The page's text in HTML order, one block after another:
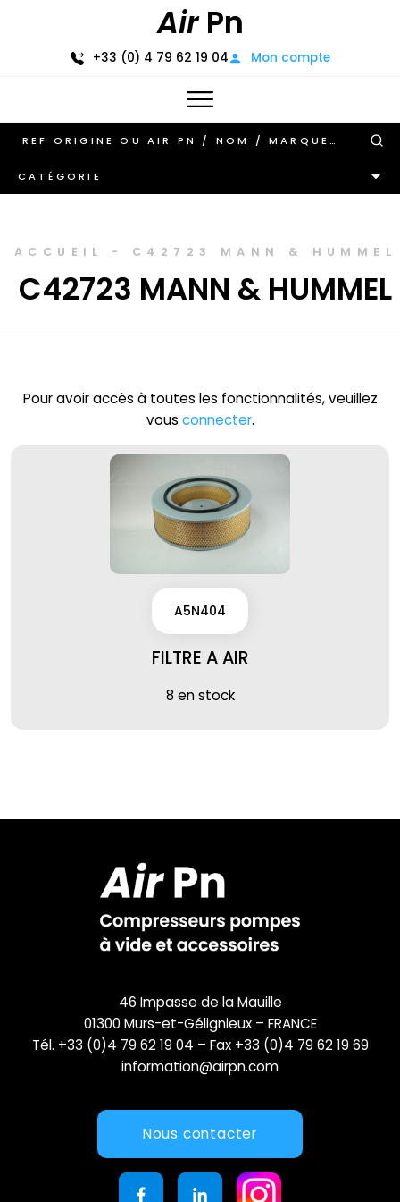
AirPn
+33 (0) 4 79 62 19 04 Mon compte
CATÉGORIE
ACCUEIL - C42723 MANN & HUMMEL
C42723 MANN & HUMMEL
Pour avoir accès à toutes les fonctionnalités, veuillez
vous connecter.
A5N404
FILTRE A AIR
8 en stock
46 Impasse de la Mauille
01300 Murs-et-Gélignieux – FRANCE
Tél. +33 (0)4 79 62 19 04 – Fax +33 (0)4 79 62 19 69
information@airpn.com
Nous contacter